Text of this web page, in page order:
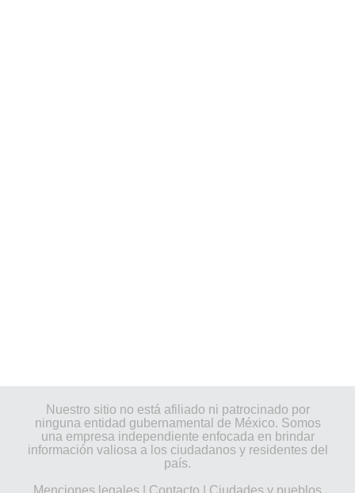
Nuestro sitio no está afiliado ni patrocinado por
ninguna entidad gubernamental de México. Somos
una empresa independiente enfocada en brindar
información valiosa a los ciudadanos y residentes del
país.